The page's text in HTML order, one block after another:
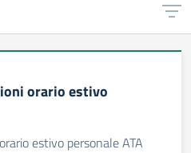
orario estivo
estivo personale ATA